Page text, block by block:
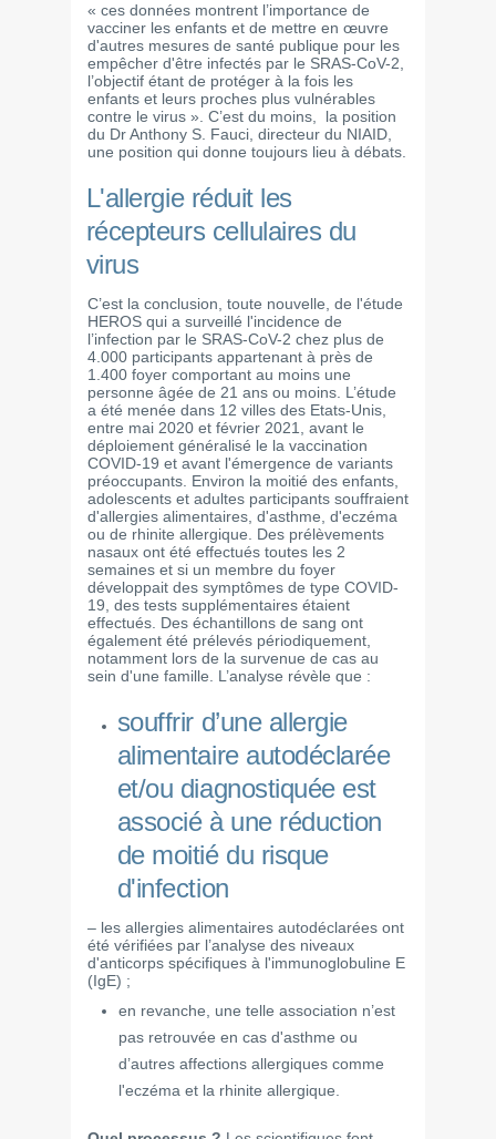
« ces données montrent l’importance de
vacciner les enfants et de mettre en œuvre
d'autres mesures de santé publique pour les
empêcher d'être infectés par le SRAS-CoV-2,
l’objectif étant de protéger à la fois les
enfants et leurs proches plus vulnérables
contre le virus ». C’est du moins, la position
du Dr Anthony S. Fauci, directeur du NIAID,
une position qui donne toujours lieu à débats.
L'allergie réduit les
récepteurs cellulaires du
virus
C’est la conclusion, toute nouvelle, de l'étude
HEROS qui a surveillé l'incidence de
l’infection par le SRAS-CoV-2 chez plus de
4.000 participants appartenant à près de
1.400 foyer comportant au moins une
personne âgée de 21 ans ou moins. L’étude
a été menée dans 12 villes des Etats-Unis,
entre mai 2020 et février 2021, avant le
déploiement généralisé le la vaccination
COVID-19 et avant l'émergence de variants
préoccupants. Environ la moitié des enfants,
adolescents et adultes participants souffraient
d'allergies alimentaires, d'asthme, d'eczéma
ou de rhinite allergique. Des prélèvements
nasaux ont été effectués toutes les 2
semaines et si un membre du foyer
développait des symptômes de type COVID-
19, des tests supplémentaires étaient
effectués. Des échantillons de sang ont
également été prélevés périodiquement,
notamment lors de la survenue de cas au
sein d'une famille. L’analyse révèle que :
souffrir d’une allergie
alimentaire autodéclarée
et/ou diagnostiquée est
associé à une réduction
de moitié du risque
d'infection
– les allergies alimentaires autodéclarées ont
été vérifiées par l’analyse des niveaux
d'anticorps spécifiques à l'immunoglobuline E
(IgE) ;
en revanche, une telle association n’est
pas retrouvée en cas d'asthme ou
d’autres affections allergiques comme
l'eczéma et la rhinite allergique.